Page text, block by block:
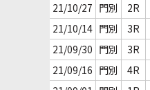
21/10/27 門別 2R
21/10/14 門別 3R
21/09/30 門別 3R
21/09/16 門別 4R